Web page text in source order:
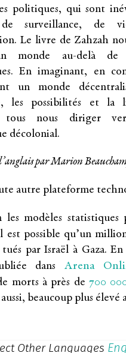
politiques, qui sont
de surveillance, de
Le livre de Zahzah
monde au-delà de
En imaginant, en
un monde
les possibilités et la
tous nous diriger
décolonial.
par Marion
autre plateforme
les modèles statistiques
est possible qu’un
par Israël à Gaza.
dans Arena
morts à près de 700
beaucoup plus élevé
Other Languages